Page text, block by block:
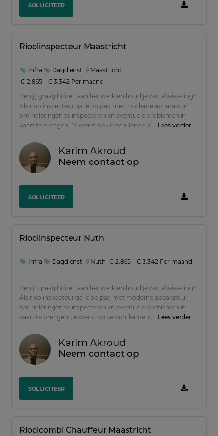
SOLLICITEER
Rioolinspecteur Maastricht
Infra Dagdienst
Maastricht
€ 2.865 - € 3.342 Per maand
Ben jij graag buiten aan het werk en houd je van afwisseling?
Als rioolinspecteur ga je op pad met moderne apparatuur
om rioleringen te inspecteren en eventuele problemen in
kaart te brengen. Je werkt op verschillende lo... Lees verder
Karim Akroud
Neem contact op
SOLLICITEER
Rioolinspecteur Nuth
Infra Dagdienst Nuth € 2.865 - € 3.342 Per maand
Ben jij graag buiten aan het werk en houd je van afwisseling?
Als rioolinspecteur ga je op pad met moderne apparatuur
om rioleringen te inspecteren en eventuele problemen in
kaart te brengen. Je werkt op verschillende lo... Lees verder
Karim Akroud
Neem contact op
SOLLICITEER
Rioolcombi Chauffeur Maastricht